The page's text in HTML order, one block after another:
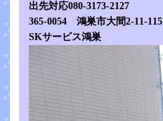
出先対応080-3173-2127
365-0054 鴻巣市大間2-11-115
SKサービス鴻巣